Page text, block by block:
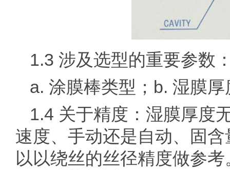
1.3 涉及选型的重要参数
a. 涂膜棒类型；b. 湿膜
1.4 关于精度：湿膜厚度
速度、手动还是自动、固
以以绕丝的丝径精度做参考